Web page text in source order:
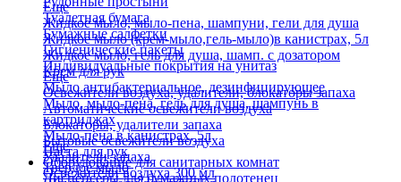
Туалетная бумага
Бумажные салфетки
Гигиенические пакеты
Индивидуальные покрытия на унитаз
Еще
Жидкое мыло, мыло-пена, шампуни, гели для душа
Жидкое мыло (крем-мыло,гель-мыло)в канистрах, 5л
Жидкое мыло, гель для душа, шамп. с дозатором
Крем для рук
Мыло антибактериальное, дезинфицирующее
Мыло, мыло-пена, гель для душа, шампунь в
картриджах
Мыло-пена в канистрах, 5л
Паста для рук
Твердое мыло
Еще
Освежители воздуха, удалители, блокаторы запаха
Автоматические освежители воздуха
Блокаторы, удалители запаха
Бытовые освежители воздуха
Удалители запаха
Освежители воздуха 300 мл
Еще
Оборудование для санитарных комнат
Диспенсеры для бумажных полотенец